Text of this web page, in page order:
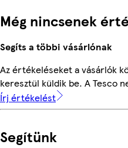
Még nincsenek
Segíts a többi vásárlónak
Az értékeléseket a vásárlók
keresztül küldik be. A Tesco
Írj értékelést
Segítünk